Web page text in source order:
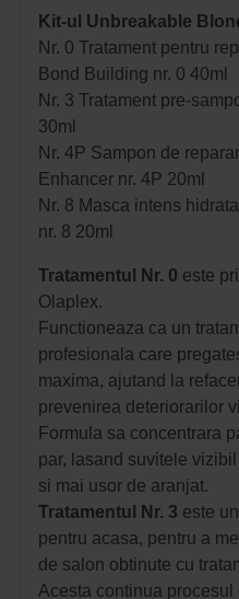
Kit-ul Unbreakable
Nr. 0 Tratament pentru
Bond Building nr. 0 40ml
Nr. 3 Tratament pre-
30ml
Nr. 4P Sampon de
Enhancer nr. 4P 20ml
Nr. 8 Masca intens
nr. 8 20ml
Tratamentul Nr. 0 este
Olaplex.
Functioneaza ca un
profesionala care
maxima, ajutand la
prevenirea deteriorarilor
Formula sa concentrara
par, lasand suvitele
si mai usor de aranjat.
Tratamentul Nr. 3 este
pentru acasa, pentru a
de salon obtinute cu
Acesta continua procesul